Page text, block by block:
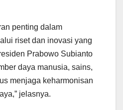
penting dalam
riset dan inovasi yang
Prabowo Subianto
daya manusia, sains,
menjaga keharmonisan
jelasnya.